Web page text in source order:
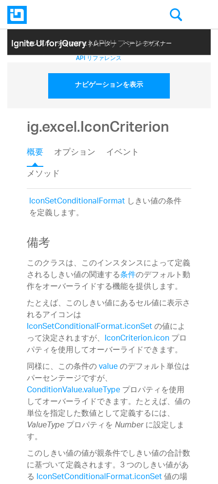
Ignite UI for jQuery| API リファレンス
サンプル テーマ ジェネレーター ページ デザイナー
ヘルプ トピック API リファレンス
ナビゲーションを表示
ig.excel.IconCriterion
概要 オプション
イベント
メソッド
IconSetConditionalFormat しきい値の条件
を定義します。
備考
このクラスは、このインスタンスによって定義
されるしきい値の関連する条件のデフォルト動
作をオーバーライドする機能を提供します。
たとえば、このしきい値にあるセル値に表示さ
れるアイコンは
IconSetConditionalFormat.iconSetの値によ
って決定されますが、 IconCriterion.iconプロ
パティを使用してオーバーライドできます。
同様に、この条件のvalueのデフォルト単位は
パーセンテージですが、
ConditionValue.valueTypeプロパティを使用
してオーバーライドできます。たとえば、値の
単位を指定した数値として定義するには、
ValueTypeプロパティをNumberに設定しま
す。
このしきい値の値が親条件でしきい値の合計数
に基づいて定義されます。3 つのしきい値があ
る IconSetConditionalFormat.iconSet値の場